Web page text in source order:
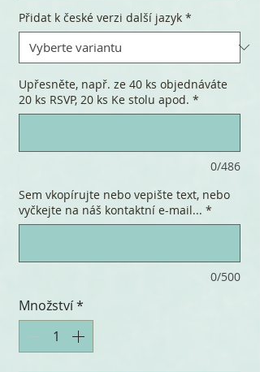
Přidat k české verzi další jazyk *
Upřesněte, např. ze 40 ks objednáváte
20 ks RSVP, 20 ks Ke stolu apod. *
0/486
Sem vkopírujte nebo vepište text, nebo
vyčkejte na náš kontaktní e-mail... *
0/500
Množství*